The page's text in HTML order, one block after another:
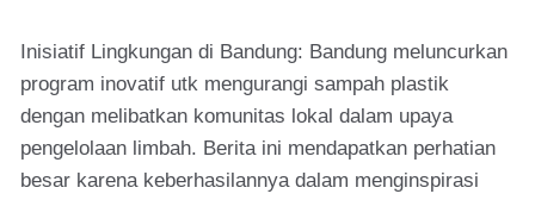
Inisiatif Lingkungan di Bandung: Bandung meluncurkan
program inovatif utk mengurangi sampah plastik
dengan melibatkan komunitas lokal dalam upaya
pengelolaan limbah. Berita ini mendapatkan perhatian
besar karena keberhasilannya dalam menginspirasi